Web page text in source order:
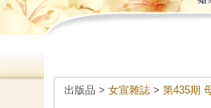
出版品 > 女宣雜誌 > 第435期